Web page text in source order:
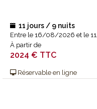
11 jours / 9 nuits
Entre le 16/08/2026 et le
À partir de
2024 € TTC
Réservable en ligne